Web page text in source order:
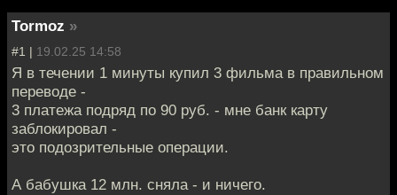
Tormoz »
#1 | 19.02.25 14:58
Я в течении 1 минуты купил 3 фильма в правильном
переводе -
3 платежа подряд по 90 руб. - мне банк карту
заблокировал -
это подозрительные операции.
А бабушка 12 млн. сняла - и ничего.